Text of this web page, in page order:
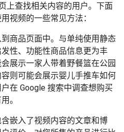
上查找相关内容的用户。下面
视频的一些常见方法：
商品页面中。与单纯使用静态
性、功能性商品信息更为丰
展示一家人带着野餐篮在公园
则可能会展示婴儿手推车如何
在 Google 搜索中调查想购买
。
嵌入了视频内容的文章和博